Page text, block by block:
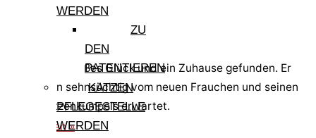
WERDEN
ZU
DEN
PATENTIEREN
KATZEN
PFLEGESTELLE
WERDEN
Cirillino hat großes Glück und ein Zuhause gefunden. Er
wird schon sehnsüchtig vom neuen Frauchen und seinen
neuen Katzenkumpels erwartet.
weiterlesen »